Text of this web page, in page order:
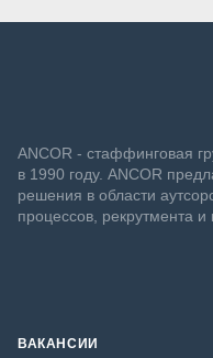
ANCOR - стаффинговая
в 1990 году. ANCOR
решения в области
процессов, рекрутмента и
ВАКАНСИИ